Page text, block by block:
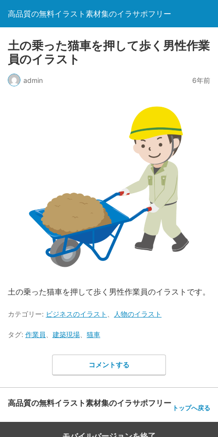
高品質の無料イラスト素材集のイラサポフリー
土の乗った猫車を押して歩く男性作業
員のイラスト
admin 6年前
土の乗った猫車を押して歩く男性作業員のイラストです。
カテゴリー: ビジネスのイラスト 人物のイラスト
タグ: 作業員 建築現場 猫車
コメントする
高品質の無料イラスト素材集のイラサポフリー トップへ戻る